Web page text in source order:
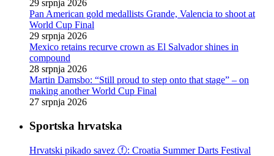
29 srpnja 2026
Pan American gold medallists Grande, Valencia to shoot at
World Cup Final
29 srpnja 2026
Mexico retains recurve crown as El Salvador shines in
compound
28 srpnja 2026
Martin Damsbo: “Still proud to step onto that stage” – on
making another World Cup Final
27 srpnja 2026
Sportska hrvatska
Hrvatski pikado savez ⓕ: Croatia Summer Darts Festival